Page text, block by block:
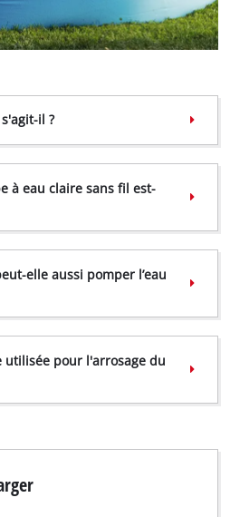
il ?
à eau claire sans fil est-
elle aussi pomper l’eau
utilisée pour l'arrosage du